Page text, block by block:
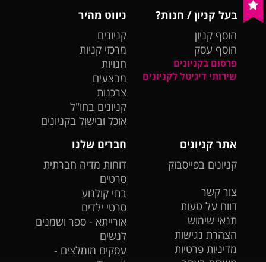
בעל קניון / חנות?
הוסף קניון
הוסף עסק
פרסום בקניונים
שירותי דיגיטל לקניונים
ניווט מהיר
קניונים
מרכזי קניות
חנויות
מבצעים
צרכנות
קניונים בחו"ל
אוכל ובישול בקניונים
אתר קניונים
קניונים בפייסבוק
צור קשר
דווח על טעות
תנאי שימוש
הצהרת נגישות
מדיניות פרטיות
חברים שלנו
דוחות מדיה חברתית
סרטים
בתי קולנוע
סרטי ילדים
אורייתא - ספר ושמנים
לנשים
עסקים מומלצים -